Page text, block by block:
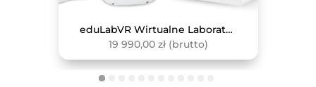
eduLabVR Wirtualne Laboratoria Przyrodnicze (zestaw z goglami VR, 4 szt.)
19 990,00 zł (brutto)